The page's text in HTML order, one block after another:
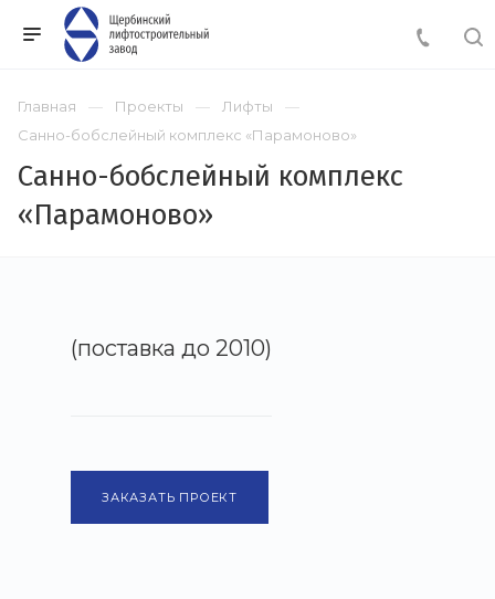
Главная Проекты
Лифты
Санно-бобслейный комплекс «Парамоново»
Санно-бобслейный комплекс
«Парамоново»
(поставка до 2010)
ЗАКАЗАТЬ ПРОЕКТ